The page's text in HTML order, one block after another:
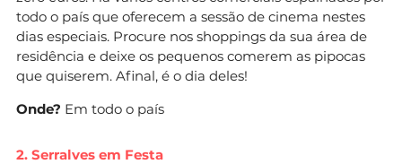
todo o país que oferecem a sessão de cinema nestes
dias especiais. Procure nos shoppings da sua área de
residência e deixe os pequenos comerem as pipocas
que quiserem. Afinal, é o dia deles!
Onde? Em todo o país
2. Serralves em Festa